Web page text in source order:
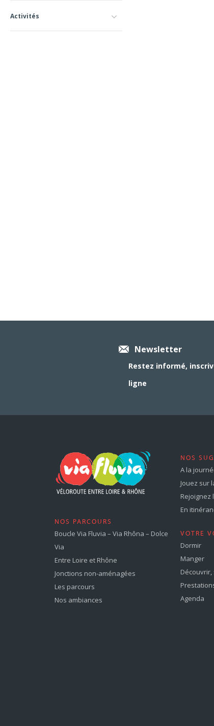
Activités
Newsletter
Restez informé,
ligne
NOS PARCOURS
Boucle Via Fluvia – Via Rhôna – Dolce
Via
Entre Loire et Rhône
Jonctions non-aménagées
Les parcours
Nos ambiances
NOS
A la
Jouez sur
Rejoignez
En
VOTRE
Dormir
Manger
Découvrir,
Agenda